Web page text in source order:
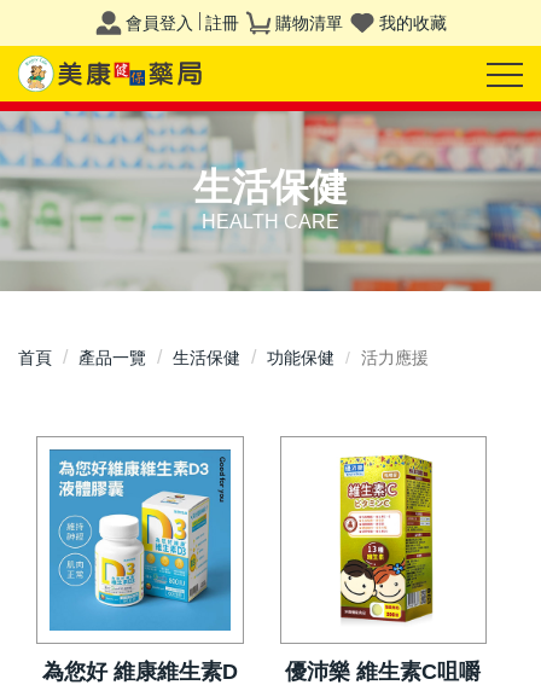
會員登入 註冊 購物清單 我的收藏
生活保健
HEALTH CARE
首頁 產品一覽 生活保健 功能保健 活力應援
為您好 維康維生素D
優沛樂 維生素C咀嚼